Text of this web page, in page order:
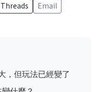
Threads
Email
，但玩法已經變了